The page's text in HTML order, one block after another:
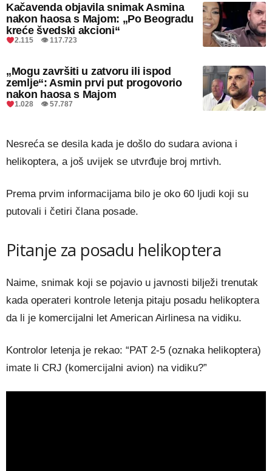
Kačavenda objavila snimak Asmina
nakon haosa s Majom: „Po Beogradu
kreće švedski akcioni“
2.115 👁 117.723
„Mogu završiti u zatvoru ili ispod
zemlje“: Asmin prvi put progovorio
nakon haosa s Majom
1.028 👁 57.787
Nesreća se desila kada je došlo do sudara aviona i
helikoptera, a još uvijek se utvrđuje broj mrtivh.
Prema prvim informacijama bilo je oko 60 ljudi koji su
putovali i četiri člana posade.
Pitanje za posadu helikoptera
Naime, snimak koji se pojavio u javnosti bilježi trenutak
kada operateri kontrole letenja pitaju posadu helikoptera
da li je komercijalni let American Airlinesa na vidiku.
Kontrolor letenja je rekao: “PAT 2-5 (oznaka helikoptera)
imate li CRJ (komercijalni avion) na vidiku?”